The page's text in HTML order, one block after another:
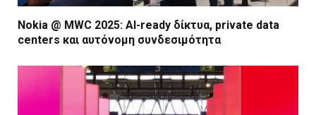
Nokia @ MWC 2025: AI-ready δίκτυα, private data
centers και αυτόνομη συνδεσιμότητα